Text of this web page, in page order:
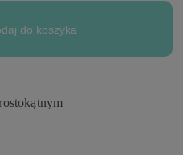
do koszyka